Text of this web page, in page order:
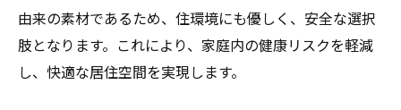
由来の素材であるため、住環境にも優しく、安全な選択
肢となります。これにより、家庭内の健康リスクを軽減
し、快適な居住空間を実現します。